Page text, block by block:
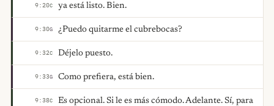
9:20C ya está listo. Bien.
9:30G ¿Puedo quitarme el cubrebocas?
9:32C Déjelo puesto.
9:33G Como prefiera, está bien.
9:38C
Es opcional. Si le es más cómodo. Adelante. Sí, para